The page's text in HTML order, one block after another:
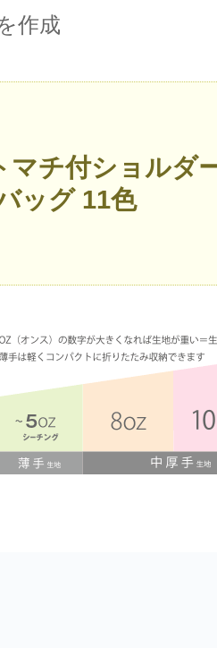
作成
マチ付ショルダ
ッグ 11色